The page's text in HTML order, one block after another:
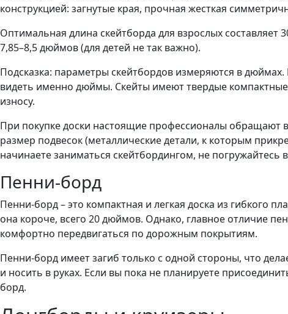
конструкцией: загнутые края, прочная жесткая
Оптимальная длина скейтборда для взрослых
7,85–8,5 дюймов (для детей не так важно).
Подсказка: параметры скейтбордов измеряются в
видеть именно дюймы. Скейты имеют твердые
износу.
При покупке доски настоящие профессионалы обращают
размер подвесок (металлические детали, к которым
начинаете заниматься скейтбордингом, не погружайтесь
Пенни-борд
Пенни-борд – это компактная и легкая доска из гибкого
она короче, всего 20 дюймов. Однако, главное отличие
комфортно передвигаться по дорожным покрытиям.
Пенни-борд имеет загиб только с одной стороны, что
и носить в руках. Если вы пока не планируете
борд.